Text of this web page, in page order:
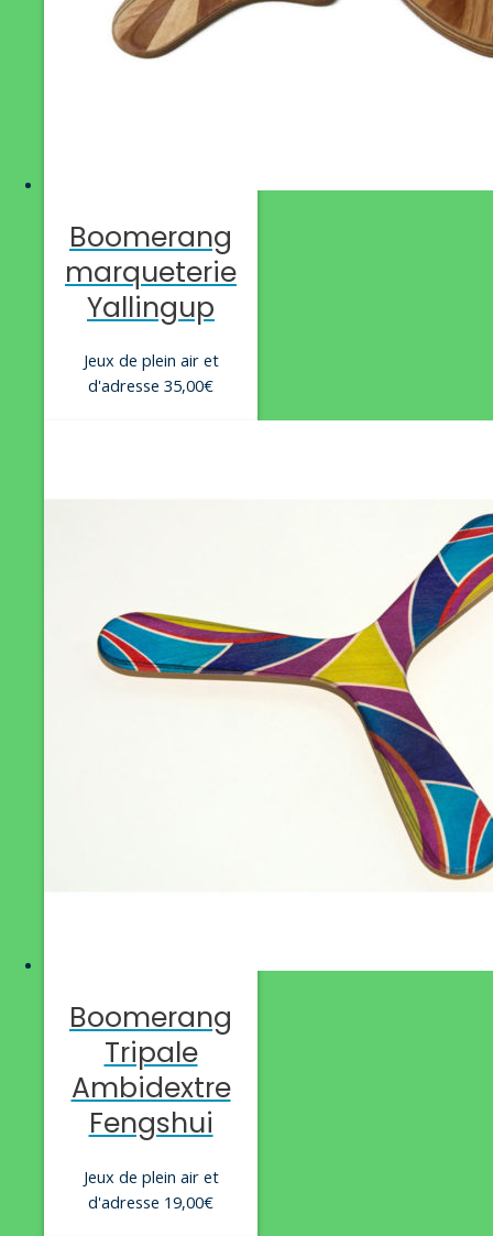
Boomerang
marqueterie
Yallingup
Jeux de plein air et
d'adresse 35,00€
Boomerang
Tripale
Ambidextre
Fengshui
Jeux de plein air et
d'adresse 19,00€